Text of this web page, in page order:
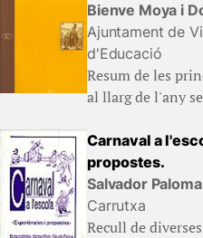
Bienve Moya i
Ajuntament de
d'Educació
Resum de les
al llarg de l'any
Carnaval a
propostes.
Salvador
Carrutxa
Recull de